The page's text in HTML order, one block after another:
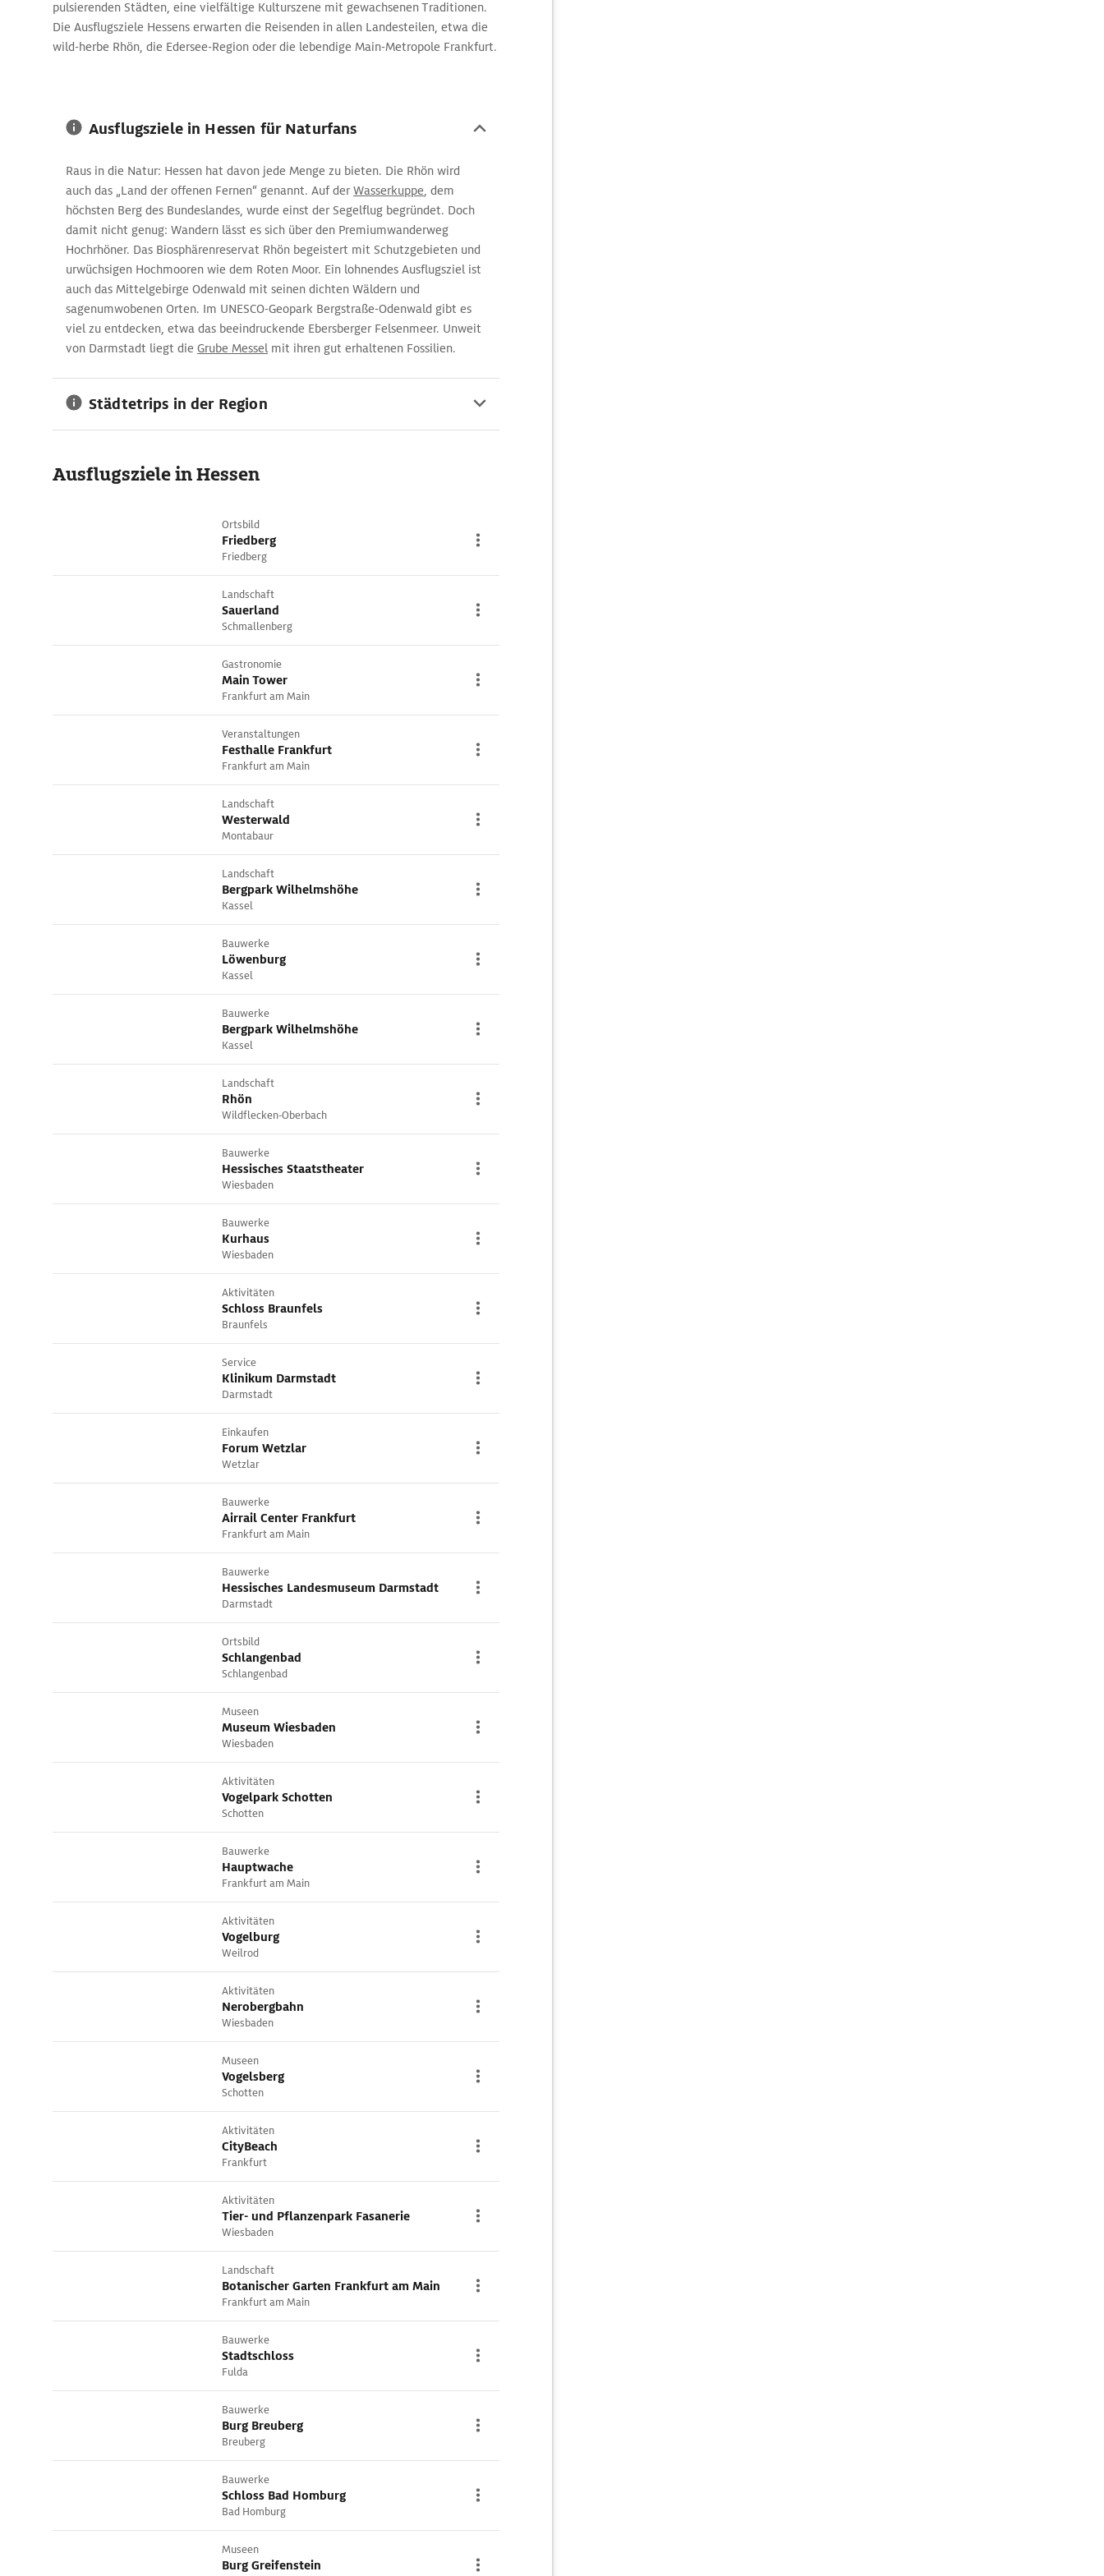
pulsierenden Städten, eine vielfältige Kulturszene mit gewachsenen Traditionen.
Die Ausflugsziele Hessens erwarten die Reisenden in allen Landesteilen, etwa die
wild-herbe Rhön, die Edersee-Region oder die lebendige Main-Metropole Frankfurt.
Ausflugsziele in Hessen für Naturfans
Raus in die Natur: Hessen hat davon jede Menge zu bieten. Die Rhön wird
auch das „Land der offenen Fernen“ genannt. Auf derWasserkuppe, dem
höchsten Berg des Bundeslandes, wurde einst der Segelflug begründet. Doch
damit nicht genug: Wandern lässt es sich über den Premiumwanderweg
Hochrhöner. Das Biosphärenreservat Rhön begeistert mit Schutzgebieten und
urwüchsigen Hochmooren wie dem Roten Moor. Ein lohnendes Ausflugsziel ist
auch das Mittelgebirge Odenwald mit seinen dichten Wäldern und
sagenumwobenen Orten. Im UNESCO-Geopark Bergstraße-Odenwald gibt es
viel zu entdecken, etwa das beeindruckende Ebersberger Felsenmeer. Unweit
von Darmstadt liegt die Grube Messel mit ihren gut erhaltenen Fossilien.
Städtetrips in der Region
Ausflugsziele in Hessen
Ortsbild
Friedberg
Friedberg
Landschaft
Sauerland
Schmallenberg
Gastronomie
Main Tower
Frankfurt am Main
Veranstaltungen
Festhalle Frankfurt
Frankfurt am Main
Landschaft
Westerwald
Montabaur
Landschaft
Bergpark Wilhelmshöhe
Kassel
Bauwerke
Löwenburg
Kassel
Bauwerke
Bergpark Wilhelmshöhe
Kassel
Landschaft
Rhön
Wildflecken-Oberbach
Bauwerke
Hessisches Staatstheater
Wiesbaden
Bauwerke
Kurhaus
Wiesbaden
Aktivitäten
Schloss Braunfels
Braunfels
Service
Klinikum Darmstadt
Darmstadt
Einkaufen
Forum Wetzlar
Wetzlar
Bauwerke
Airrail Center Frankfurt
Frankfurt am Main
Bauwerke
Hessisches Landesmuseum Darmstadt
Darmstadt
Ortsbild
Schlangenbad
Schlangenbad
Museen
Museum Wiesbaden
Wiesbaden
Aktivitäten
Vogelpark Schotten
Schotten
Bauwerke
Hauptwache
Frankfurt am Main
Aktivitäten
Vogelburg
Weilrod
Aktivitäten
Nerobergbahn
Wiesbaden
Museen
Vogelsberg
Schotten
Aktivitäten
CityBeach
Frankfurt
Aktivitäten
Tier- und Pflanzenpark Fasanerie
Wiesbaden
Landschaft
Botanischer Garten Frankfurt am Main
Frankfurt am Main
Bauwerke
Stadtschloss
Fulda
Bauwerke
Burg Breuberg
Breuberg
Bauwerke
Schloss Bad Homburg
Bad Homburg
Museen
Burg Greifenstein